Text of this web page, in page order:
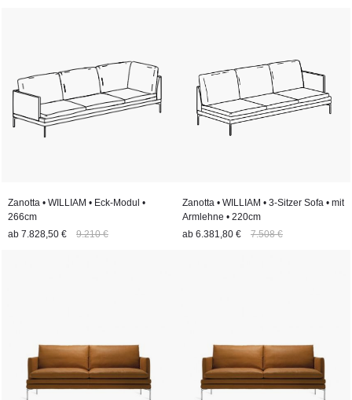
Zanotta • WILLIAM • Eck-Modul •
266cm
ab 7.828,50 € 9.210 €
Zanotta • WILLIAM • 3-Sitzer Sofa • mit
Armlehne • 220cm
ab 6.381,80 € 7.508 €